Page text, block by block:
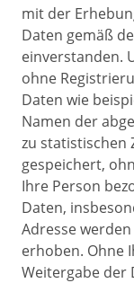
mit der
Daten gemäß
einverstanden.
ohne
Daten wie
Namen der
zu statistischen
gespeichert,
Ihre Person
Daten,
Adresse
erhoben. Ohne
Weitergabe der